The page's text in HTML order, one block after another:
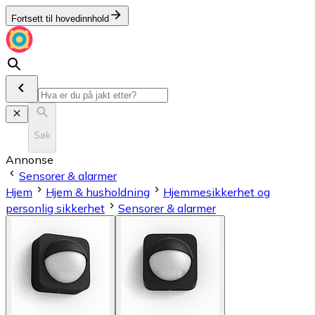
Fortsett til hovedinnhold
Søk
Annonse
Sensorer & alarmer
Hjem
Hjem & husholdning
Hjemmesikkerhet og
personlig sikkerhet
Sensorer & alarmer